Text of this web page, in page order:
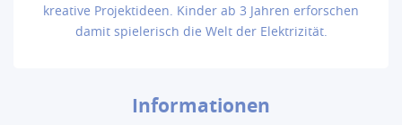
kreative Projektideen. Kinder ab 3 Jahren erforschen
damit spielerisch die Welt der Elektrizität.
Informationen